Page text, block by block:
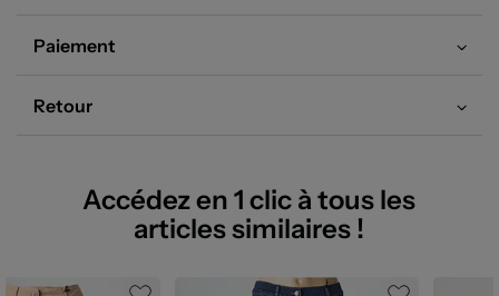
Paiement
Retour
Accédez en 1 clic à tous les
articles similaires !